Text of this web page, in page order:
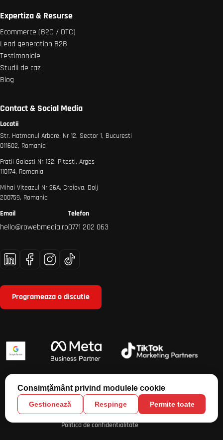
Expertiza & Resurse
Ecommerce (B2C / DTC)
Lead generation B2B
Testimoniale
Studii de caz
Blog
Contact & Social Media
Locatii
Str. Hatmanul Arbore, Nr 12, Sector 1, Bucuresti
011602, Romania
Fratii Golesti Nr 132, Pitesti, Arges
110174, Romania
Mihai Viteazul Nr 26A, Craiova, Dolj
200759, Romania
Email
hello@rowebmedia.ro
Telefon
0771 202 063
Programeaza o discutie
Copyright 2026 © Roweb Media. Toate drepturile rezervate
Marketing Hub SRL.
Politica de confidentialitate